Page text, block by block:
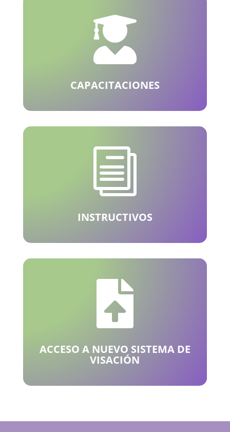

CAPACITACIONES
i
INSTRUCTIVOS

ACCESO A NUEVO SISTEMA DE
VISACIÓN